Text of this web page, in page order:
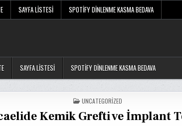
SAYFA LISTESI SPOTIFY DINLENME KASMA BEDAVA
SAYFA LISTESI SPOTIFY DINLENME KASMA BEDAVA
POSTED
IN
UNCATEGORIZED
Kemik Grefti ve İmplant